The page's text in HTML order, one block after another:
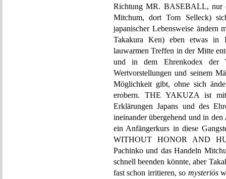
Richtung MR. BASEBALL, nur
Mitchum, dort Tom Selleck)
japanischer Lebensweise ändern
Takakura Ken) eben etwas in
lauwarmen Treffen in der Mitte
und in dem Ehrenkodex der
Wertvorstellungen und seinem
Möglichkeit gibt, ohne sich
erobern. THE YAKUZA ist mit
Erklärungen Japans und des
ineinander übergehend und in
ein Anfängerkurs in diese
WITHOUT HONOR AND
Pachinko und das Handeln
schnell beenden könnte, aber
fast schon irritieren, so mysteriös